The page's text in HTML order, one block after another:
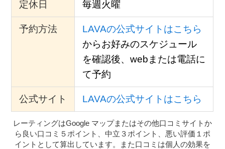
定休日 毎週火曜
予約方法
LAVAの公式サイトはこちら
からお好みのスケジュール
を確認後、webまたは電話に
て予約
公式サイト LAVAの公式サイトはこちら
レーティングはGoogle マップまたはその他口コミサイトか
ら良い口コミ５ポイント、中立３ポイント、悪い評価１ポ
イントとして算出しています。また口コミは個人の効果を